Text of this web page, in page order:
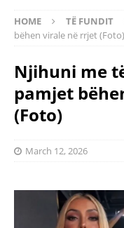
HOME TË FUNDIT
bëhen virale në rrjet (Foto)
Njihuni me
pamjet
(Foto)
March 12, 2026